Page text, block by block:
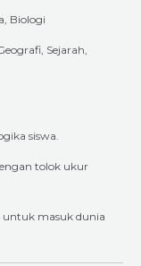
Biologi
Sejarah,
siswa.
tolok ukur
untuk masuk dunia